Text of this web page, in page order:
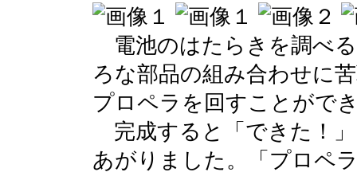
電池のはたらきを調べ
ろな部品の組み合わせに
プロペラを回すことがで
完成すると「できた！
あがりました。「プロペ